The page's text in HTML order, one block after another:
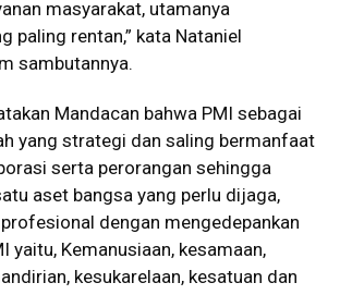
masyarakat, utamanya
paling rentan,” kata Nataniel
sambutannya.
Mandacan bahwa PMI sebagai
yang strategi dan saling bermanfaat
serta perorangan sehingga
aset bangsa yang perlu dijaga,
dengan mengedepankan
yaitu, Kemanusiaan, kesamaan,
kesukarelaan, kesatuan dan